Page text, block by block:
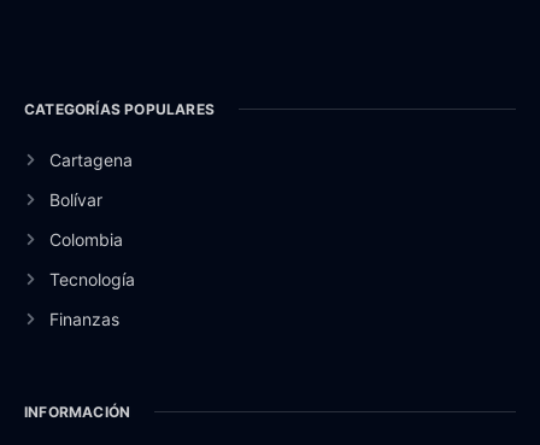
CATEGORÍAS POPULARES
Cartagena
Bolívar
Colombia
Tecnología
Finanzas
INFORMACIÓN